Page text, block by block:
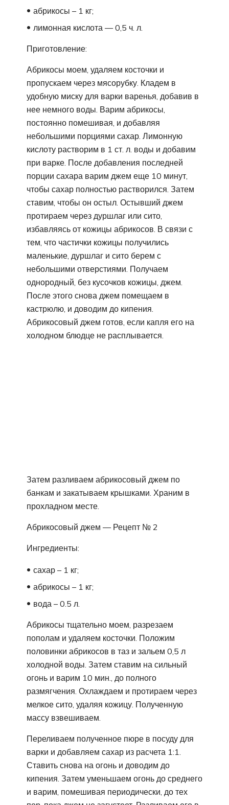
абрикосы – 1 кг;
лимонная кислота — 0,5 ч. л.
Приготовление:
Абрикосы моем, удаляем косточки и
пропускаем через мясорубку. Кладем в
удобную миску для варки варенья, добавив в
нее немного воды. Варим абрикосы,
постоянно помешивая, и добавляя
небольшими порциями сахар. Лимонную
кислоту растворим в 1 ст. л. воды и добавим
при варке. После добавления последней
порции сахара варим джем еще 10 минут,
чтобы сахар полностью растворился. Затем
ставим, чтобы он остыл. Остывший джем
протираем через дуршлаг или сито,
избавляясь от кожицы абрикосов. В связи с
тем, что частички кожицы получились
маленькие, дуршлаг и сито берем с
небольшими отверстиями. Получаем
однородный, без кусочков кожицы, джем.
После этого снова джем помещаем в
кастрюлю, и доводим до кипения.
Абрикосовый джем готов, если капля его на
холодном блюдце не расплывается.
Затем разливаем абрикосовый джем по
банкам и закатываем крышками. Храним в
прохладном месте.
Абрикосовый джем — Рецепт № 2
Ингредиенты:
сахар – 1 кг;
абрикосы – 1 кг;
вода – 0.5 л.
Абрикосы тщательно моем, разрезаем
пополам и удаляем косточки. Положим
половинки абрикосов в таз и зальем 0,5 л
холодной воды. Затем ставим на сильный
огонь и варим 10 мин., до полного
размягчения. Охлаждаем и протираем через
мелкое сито, удаляя кожицу. Полученную
массу взвешиваем.
Переливаем полученное пюре в посуду для
варки и добавляем сахар из расчета 1:1.
Ставить снова на огонь и доводим до
кипения. Затем уменьшаем огонь до среднего
и варим, помешивая периодически, до тех